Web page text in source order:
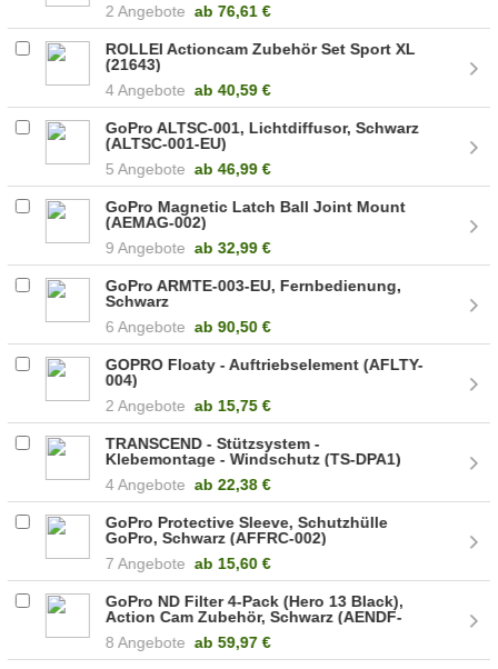
2 Angebote ab 76,61 €
ROLLEI Actioncam Zubehör Set Sport XL
(21643)
4 Angebote ab40,59 €
GoPro ALTSC-001, Lichtdiffusor, Schwarz
(ALTSC-001-EU)
5 Angebote ab46,99 €
GoPro Magnetic Latch Ball Joint Mount
(AEMAG-002)
9 Angebote ab 32,99 €
GoPro ARMTE-003-EU, Fernbedienung,
Schwarz
6 Angebote ab 90,50 €
GOPRO Floaty - Auftriebselement (AFLTY-
004)
2 Angebote ab 15,75 €
TRANSCEND - Stützsystem -
Klebemontage - Windschutz (TS-DPA1)
4 Angebote ab 22,38 €
GoPro Protective Sleeve, Schutzhülle
GoPro, Schwarz (AFFRC-002)
7 Angebote ab 15,60 €
GoPro ND Filter 4-Pack (Hero 13 Black),
Action Cam Zubehör, Schwarz (AENDF-
8 Angebote ab 59,97 €